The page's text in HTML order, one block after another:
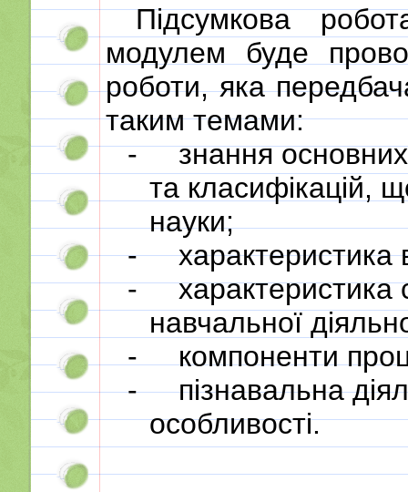
Підсумкова
модулем буде
роботи, яка
таким темами:
-
знання
та класифікацій,
науки;
-
характеристика
-
характеристика
навчальної
-
компоненти
-
пізнавальна
особливості.